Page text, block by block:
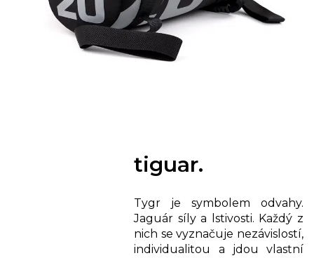
tiguar.
Tygr je symbolem odvahy.
Jaguár síly a lstivosti. Každý z
nich se vyznačuje nezávislostí,
individualitou a jdou vlastní